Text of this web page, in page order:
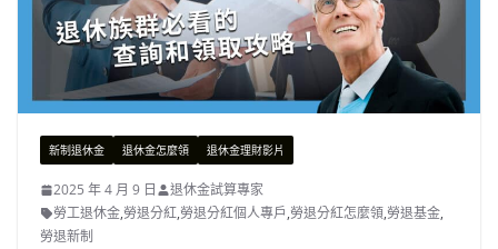
新制退休金 退休金怎麼領 退休金理財影片
2025 年 4 月 9 日
退休金試算專家
勞工退休金,勞退分紅,勞退分紅個人專戶,勞退分紅怎麼領,勞退基金,
勞退新制